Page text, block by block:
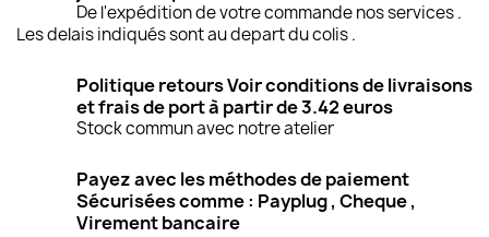
De l'expédition de votre commande nos services .
Les delais indiqués sont au depart du colis .
Politique retours Voir conditions de livraisons
et frais de port à partir de 3.42 euros
Stock commun avec notre atelier
Payez avec les méthodes de paiement
Sécurisées comme : Payplug , Cheque ,
Virement bancaire